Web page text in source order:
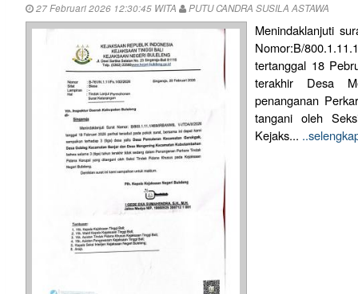
27 Februari 2026 12:30:45 WITA PUTU CANDRA SUSILA ASTAWA
Menindaklanjuti
Nomor:B/
tertanggal 18
terakhir Desa
penanganan
tangani oleh
Kejaks...